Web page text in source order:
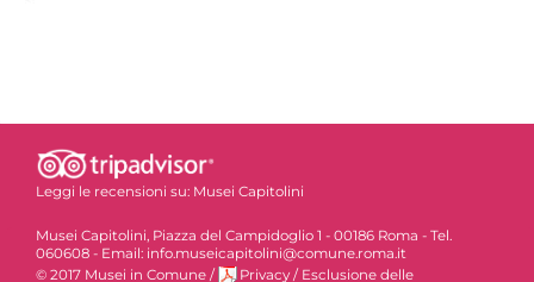
Leggi le recensioni su: Musei Capitolini
Musei Capitolini, Piazza del Campidoglio 1 - 00186 Roma - Tel.
060608 - Email: info.museicapitolini@comune.roma.it
© 2017 Musei in Comune / Privacy / Esclusione delle